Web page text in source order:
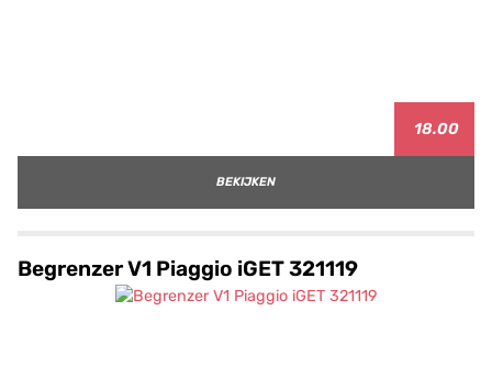
18.00
BEKIJKEN
Begrenzer V1 Piaggio iGET 321119